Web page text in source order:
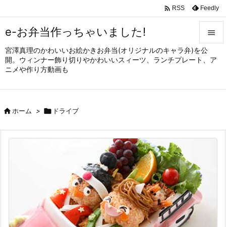
e-お弁当作っちゃいました!
宮澤真理のかわいいお絵かきお弁当(オリジナルのキャラ弁)を公
開。ウィンナー飾り切りやかわいいスィーツ、ランチプレート、ア
ニメや作り方動画も


メニュ
サイド

 RSS Feedly
ホーム >  ドライブ